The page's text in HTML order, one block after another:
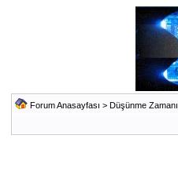
Forum Anasayfası > Düşünme Zamanı